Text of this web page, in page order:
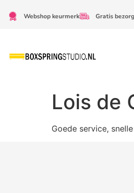
Webshop keurmerk Gratis
Lois de
Goede service,